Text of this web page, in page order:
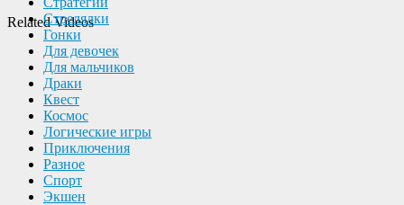
Related Videos
Cтрелялки
Гонки
Для девочек
Для мальчиков
Драки
Квест
Космос
Логические игры
Приключения
Разное
Спорт
Экшен